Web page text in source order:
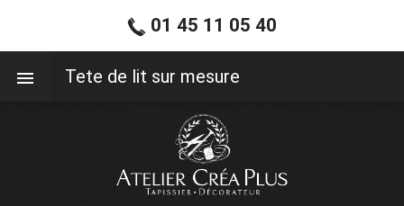
01 45 11 05 40
Tete de lit sur mesure